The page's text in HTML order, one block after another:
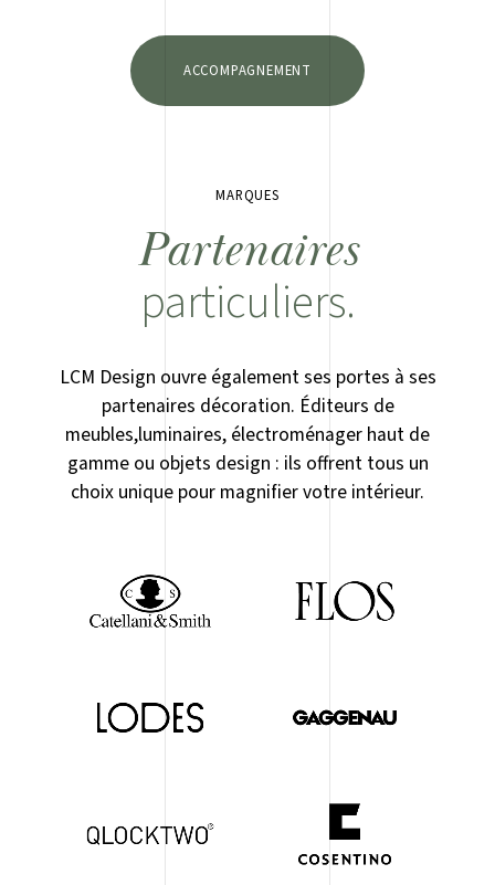
ACCOMPAGNEMENT
MARQUES
Partenaires
particuliers.
LCM Design ouvre également ses portes à ses
partenaires décoration. Éditeurs de
meubles,luminaires, électroménager haut de
gamme ou objets design : ils offrent tous un
choix unique pour magnifier votre intérieur.